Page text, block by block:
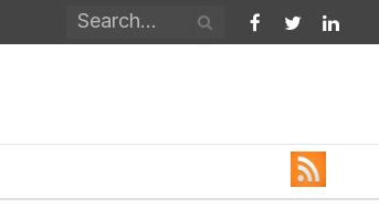
Facebook
Twitter